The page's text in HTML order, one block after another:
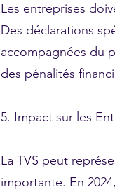
Les entreprises
Des déclarations
accompagnées du
des pénalités
5. Impact sur les
La TVS peut
importante. En